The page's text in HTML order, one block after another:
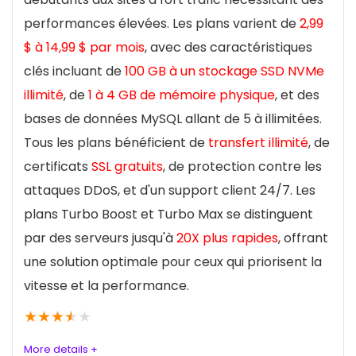
Facilité d'Utilisation
Tarification et Rapport Qualité-Prix
Engagement Écologique
Options d'Évolutivité 8.6
POUR:
Stockage SSD 250 Go extensible, avec
performances solides
Trafic, bases de données et sous-domaines
illimités
Prix
Interface Panneau de configuration
POUR:
Stockage NVMe : De 100 Go à 200 Go, pour des
vitesses de chargement ultra-rapides.
Bande Passante : De 100 Go à illimitée, pour
gérer le trafic selon les besoins du site.
Sites Web : De 1 à 100, permettant une flexibilité
performances élevées. Les plans varient de2,99
$ à 14,99 $ par mois, avec des caractéristiques
clés incluant de100 GB à un stockage SSD NVMe
illimité, de1 à 4 GB de mémoire physique, et des
bases de données MySQL allant de 5 à illimitées.
Tous les plans bénéficient de transfert illimité, de
certificats SSL gratuits, de protection contre les
attaques DDoS, et d'un support client 24/7. Les
plans Turbo Boost et Turbo Max se distinguent
par des serveurs jusqu'à20X plus rapides, offrant
une solution optimale pour ceux qui priorisent la
vitesse et la performance.
★★★★ ★
More details +